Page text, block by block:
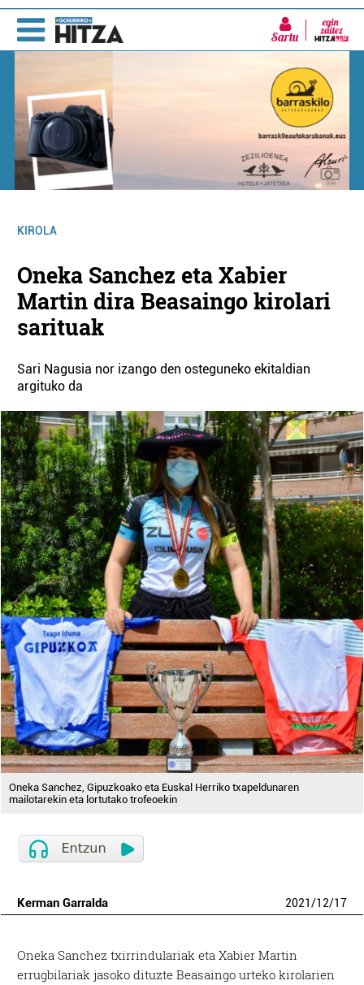
Sartu
KIROLA
Oneka Sanchez eta Xabier
Martin dira Beasaingo kirolari
sarituak
Sari Nagusia nor izango den osteguneko ekitaldian
argituko da
Oneka Sanchez, Gipuzkoako eta Euskal Herriko txapeldunaren
mailotarekin eta lortutako trofeoekin
Kerman Garralda 2021/12/17
Oneka Sanchez txirrindulariak eta Xabier Martin
errugbilariak jasoko dituzte Beasaingo urteko kirolarien